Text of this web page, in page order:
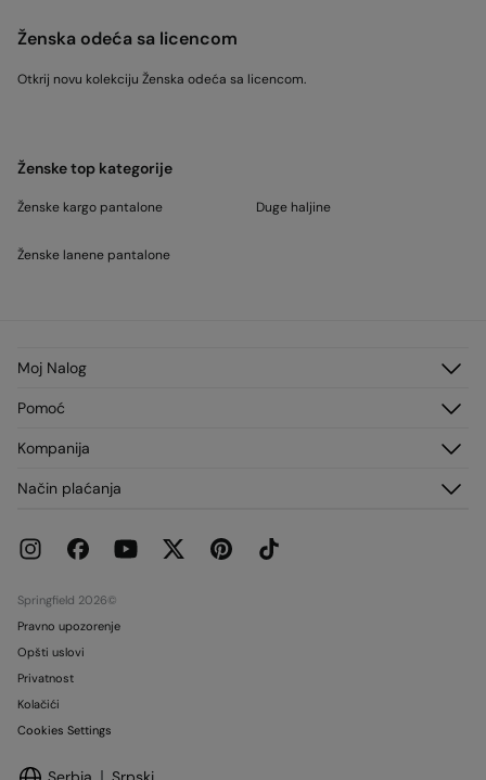
Ženska odeća sa licencom
Otkrij novu kolekciju Ženska odeća sa licencom.
Ženske top kategorije
Ženske kargo pantalone
Ženske lanene pantalone
Duge haljine
Moj Nalog
Moje Adrese
Pomoć
Česta pitanja
Dostava
Trenutne promocije
Kompanija
Franšize
Radi sa nama
Način plaćanja
Springfield 2026©
Pravno upozorenje
Opšti uslovi
Privatnost
Kolačići
Cookies Settings